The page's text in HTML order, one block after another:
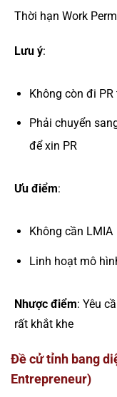
Thời hạn Work
Lưu ý:
Không còn đi PR
Phải chuyển
để xin PR
Ưu điểm:
Không cần
Linh hoạt mô
Nhược điểm: Yêu
rất khắt khe
Đề cử tỉnh bang
Entrepreneur)